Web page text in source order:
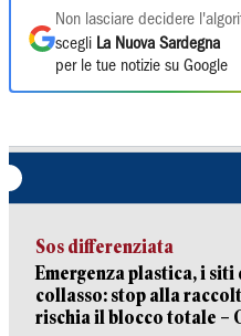
Non lasciare decidere
scegli La Nuova Sardegna
per le tue notizie su Google
Sos differenziata
Emergenza plastica, i
collasso: stop alla
rischia il blocco totale –